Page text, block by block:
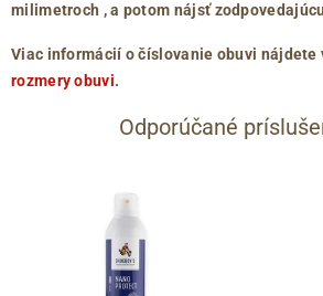
milimetroch , a potom nájsť
Viac informácií o číslovanie obuvi nájdete
rozmery obuvi.
Odporúčané